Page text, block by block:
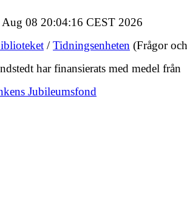
Aug 08 20:04:16 CEST 2026
/Tidningsenheten (Frågor
har finansierats med medel från
Jubileumsfond